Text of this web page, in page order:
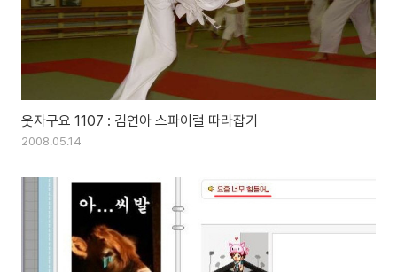
웃자구요 1107 : 김연아 스파이럴 따라잡기
2008.05.14